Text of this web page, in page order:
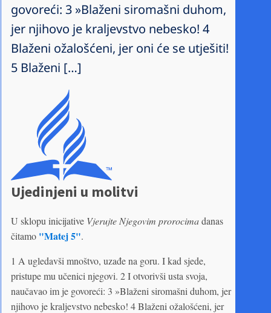
govoreći: 3 »Blaženi siromašni duhom,
jer njihovo je kraljevstvo nebesko! 4
Blaženi ožalošćeni, jer oni će se utješiti!
5 Blaženi […]
Ujedinjeni u molitvi
U sklopu inicijative Vjerujte Njegovim prorocimadanas
čitamo "Matej 5".
1 A ugledavši mnoštvo, uzađe na goru. I kad sjede,
pristupe mu učenici njegovi. 2 I otvorivši usta svoja,
naučavao im je govoreći: 3 »Blaženi siromašni duhom, jer
njihovo je kraljevstvo nebesko! 4 Blaženi ožalošćeni, jer